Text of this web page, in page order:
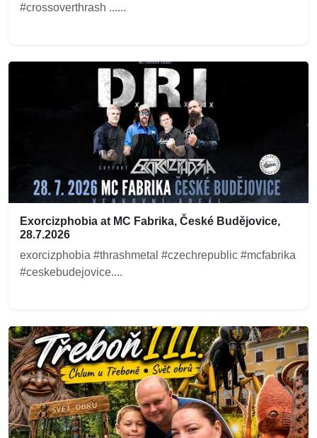
#crossoverthrash ......
Exorcizphobia at MC Fabrika, České Budějovice,
28.7.2026
exorcizphobia #thrashmetal #czechrepublic #mcfabrika
#ceskebudejovice....